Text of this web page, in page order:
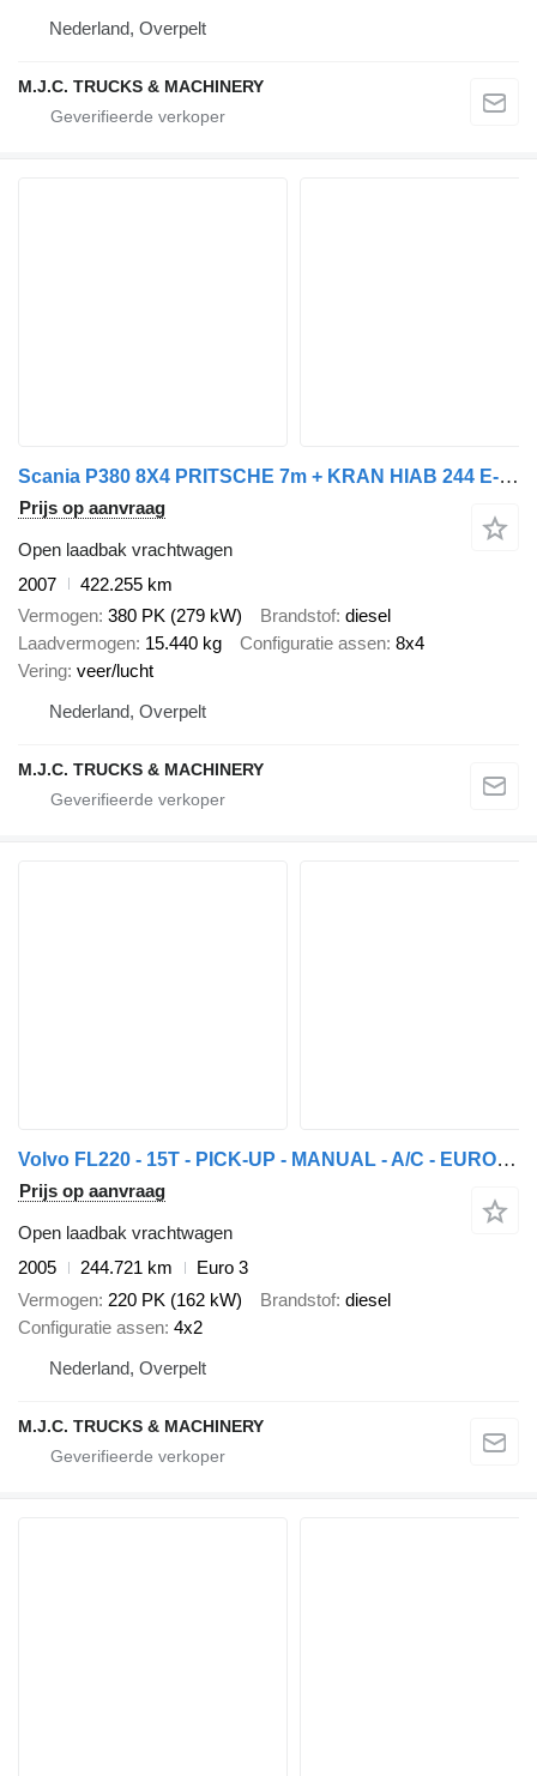
Nederland, Overpelt
M.J.C. TRUCKS & MACHINERY
Scania P380 8X4 PRITSCHE 7m + KRAN HIAB 244 E-7 - 5/6F ROTATOR - TRIDEM
Prijs op aanvraag
Open laadbak vrachtwagen
2007
422.255 km
Vermogen 380 PK (279 kW) Brandstof diesel
Laadvermogen 15.440 kg Configuratie assen 8x4
Vering veer/lucht
Nederland, Overpelt
M.J.C. TRUCKS & MACHINERY
Volvo FL220 - 15T - PICK-UP - MANUAL - A/C - EURO 3 - AIR SUSPENSION -
Prijs op aanvraag
Open laadbak vrachtwagen
2005
244.721 km
Euro 3
Vermogen 220 PK (162 kW) Brandstof diesel
Configuratie assen 4x2
Nederland, Overpelt
M.J.C. TRUCKS & MACHINERY